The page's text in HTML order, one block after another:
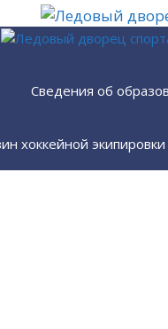
Сведения об
хоккейной экипировки